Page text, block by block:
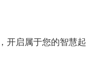
开启属于您的智慧起